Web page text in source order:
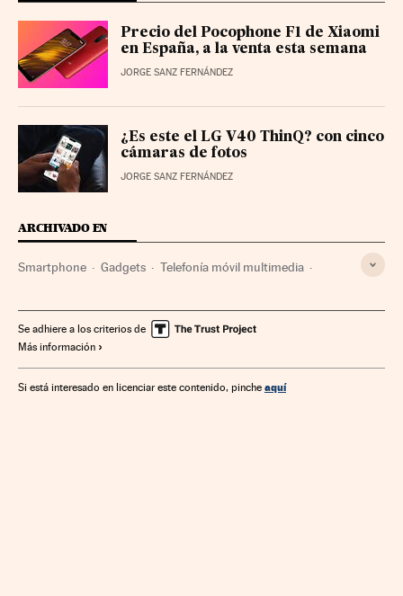
Precio del Pocophone F1 de Xiaomi
en España, a la venta esta semana
JORGE SANZ FERNÁNDEZ
¿Es este el LG V40 ThinQ? con cinco
cámaras de fotos
JORGE SANZ FERNÁNDEZ
ARCHIVADO EN
Smartphone Gadgets Telefonía móvil multimedia
Tecnología Telecomunicaciones Comunicaciones
Se adhiere a los criterios de
Más información
Si está interesado en licenciar este contenido, pinche aquí